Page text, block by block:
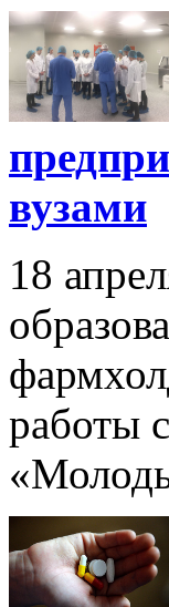
вузами
18
работы